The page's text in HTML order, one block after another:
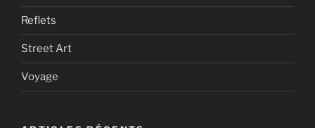
Reflets
Street Art
Voyage